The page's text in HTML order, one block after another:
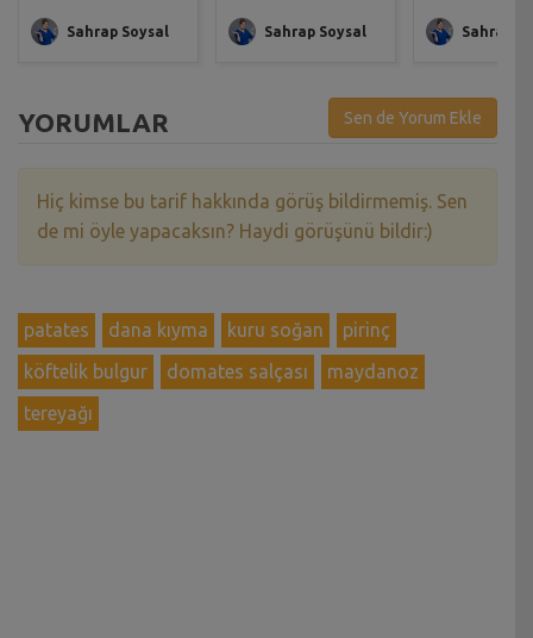
Sahrap Soysal Sahrap Soysal Sahrap
YORUMLAR Sen de Yorum Ekle
Hiç kimse bu tarif hakkında görüş bildirmemiş. Sen
de mi öyle yapacaksın? Haydi görüşünü bildir:)
patates dana kıyma kuru soğan
pirinç
köftelik bulgur
domates salçası
maydanoz
tereyağı